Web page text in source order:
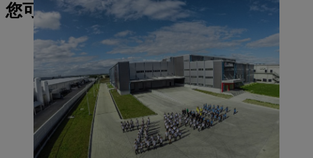
您可能也对此感兴趣